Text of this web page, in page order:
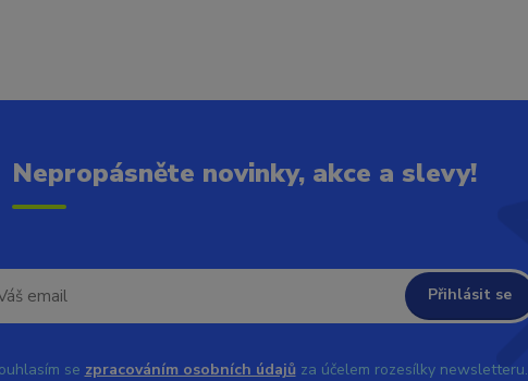
Nepropásněte novinky, akce a slevy!
Přihlásit se
se zpracováním osobních údajů za účelem rozesílky newsletteru.